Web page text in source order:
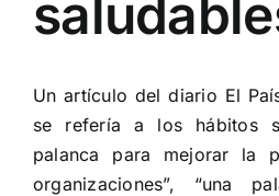
Un artículo del diario El
se refería a los hábitos
palanca para mejorar la
organizaciones”, “una